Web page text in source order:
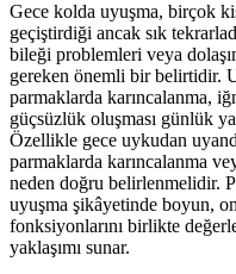
Gece kolda uyuşma, birçok
geçiştirdiği ancak sık
bileği problemleri veya
gereken önemli bir belirtidir.
parmaklarda karıncalanma,
güçsüzlük oluşması günlük
Özellikle gece uykudan
parmaklarda karıncalanma
neden doğru belirlenmelidir.
uyuşma şikâyetinde boyun,
fonksiyonlarını birlikte
yaklaşımı sunar.